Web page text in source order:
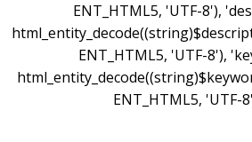
ENT_HTML5, 'UTF-8'),
ENT_HTML5, 'UTF-8'),
ENT_HTML5, 'UTF-